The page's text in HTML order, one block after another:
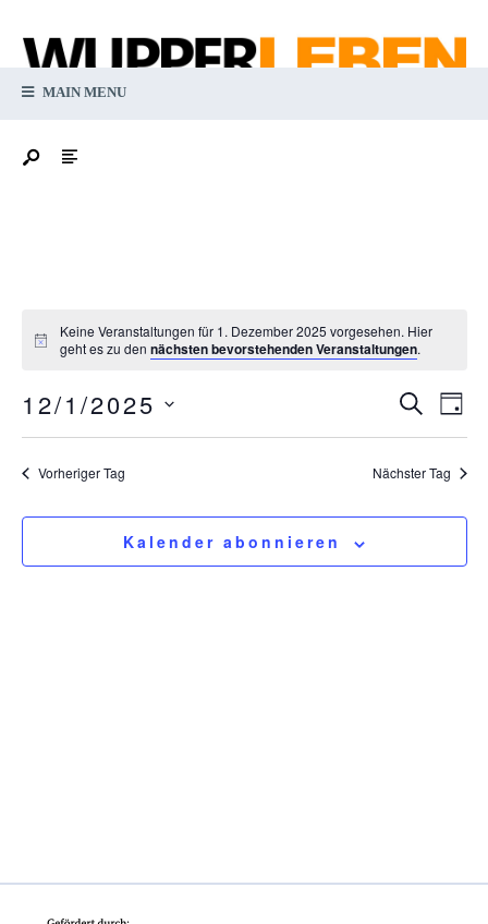
MAIN MENU
Notice
Keine Veranstaltungen für 1. Dezember 2025 vorgesehen. Hier
geht es zu dennächsten bevorstehenden Veranstaltungen.
Suche
und
Suche
Tag
12/1/2025
Datum
wählen.
Vorheriger Tag Nächster Tag
Kalender abonnieren